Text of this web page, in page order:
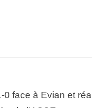
0 face à Evian et